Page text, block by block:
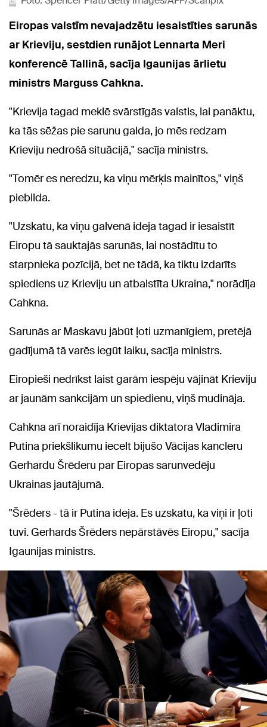
Eiropas valstīm nevajadzētu iesaistīties sarunās
ar Krieviju, sestdien runājot Lennarta Meri
konferencē Tallinā, sacīja Igaunijas ārlietu
ministrs Marguss Cahkna.
"Krievija tagad meklē svārstīgās valstis, lai panāktu,
ka tās sēžas pie sarunu galda, jo mēs redzam
Krieviju nedrošā situācijā," sacīja ministrs.
"Tomēr es neredzu, ka viņu mērķis mainītos," viņš
piebilda.
"Uzskatu, ka viņu galvenā ideja tagad ir iesaistīt
Eiropu tā sauktajās sarunās, lai nostādītu to
starpnieka pozīcijā, bet ne tādā, ka tiktu izdarīts
spiediens uz Krieviju un atbalstīta Ukraina," norādīja
Cahkna.
Sarunās ar Maskavu jābūt ļoti uzmanīgiem, pretējā
gadījumā tā varēs iegūt laiku, sacīja ministrs.
Eiropieši nedrīkst laist garām iespēju vājināt Krieviju
ar jaunām sankcijām un spiedienu, viņš mudināja.
Cahkna arī noraidīja Krievijas diktatora Vladimira
Putina priekšlikumu iecelt bijušo Vācijas kancleru
Gerhardu Šrēderu par Eiropas sarunvedēju
Ukrainas jautājumā.
"Šrēders - tā ir Putina ideja. Es uzskatu, ka viņi ir ļoti
tuvi. Gerhards Šrēders nepārstāvēs Eiropu," sacīja
Igaunijas ministrs.